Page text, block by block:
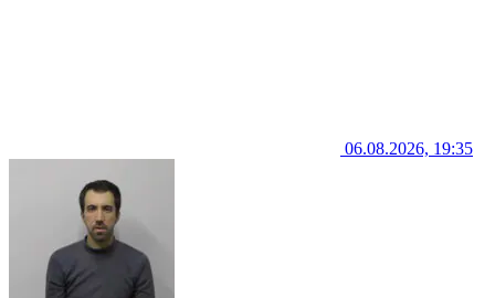
06.08.2026, 19:35